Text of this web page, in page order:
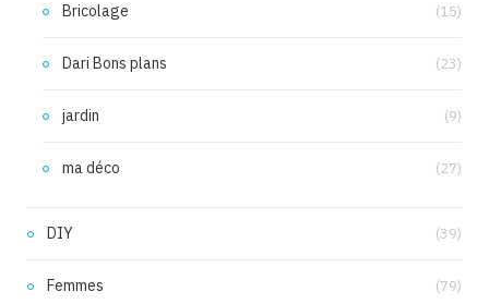
Bricolage (15)
Dari Bons plans (23)
jardin (9)
ma déco (27)
DIY (39)
Femmes (79)